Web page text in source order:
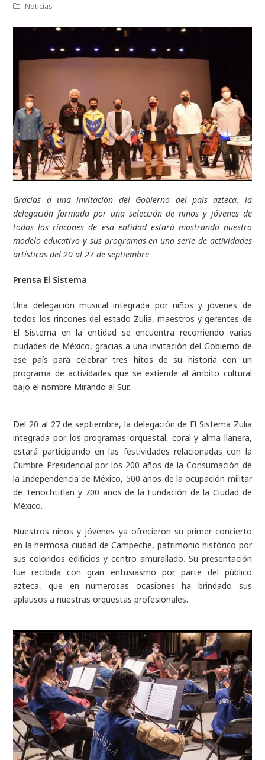
Noticias
Gracias a una invitación del Gobierno del país azteca, la
delegación formada por una selección de niños y jóvenes de
todos los rincones de esa entidad estará mostrando nuestro
modelo educativo y sus programas en una serie de actividades
artísticas del 20 al 27 de septiembre
Prensa El Sistema
Una delegación musical integrada por niños y jóvenes de
todos los rincones del estado Zulia, maestros y gerentes de
El Sistema en la entidad se encuentra recorriendo varias
ciudades de México, gracias a una invitación del Gobierno de
ese país para celebrar tres hitos de su historia con un
programa de actividades que se extiende al ámbito cultural
bajo el nombre Mirando al Sur.
Del 20 al 27 de septiembre, la delegación de El Sistema Zulia
integrada por los programas orquestal, coral y alma llanera,
estará participando en las festividades relacionadas con la
Cumbre Presidencial por los 200 años de la Consumación de
la Independencia de México, 500 años de la ocupación militar
de Tenochtitlan y 700 años de la Fundación de la Ciudad de
México.
Nuestros niños y jóvenes ya ofrecieron su primer concierto
en la hermosa ciudad de Campeche, patrimonio histórico por
sus coloridos edificios y centro amurallado. Su presentación
fue recibida con gran entusiasmo por parte del público
azteca, que en numerosas ocasiones ha brindado sus
aplausos a nuestras orquestas profesionales.